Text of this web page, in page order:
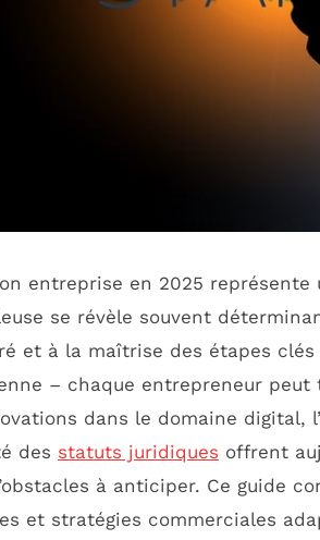
entreprise en 2025
se révèle souvent
et à la maîtrise des étapes
– chaque entrepreneur
dans le domaine digital,
des statuts juridiques offrent
à anticiper. Ce guide
et stratégies commerciales